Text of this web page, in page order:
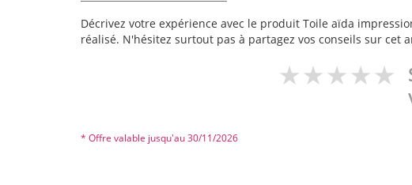
Décrivez votre expérience avec le produit Toile aïda
réalisé. N'hésitez surtout pas à partagez vos conseils sur cet
* Offre valable jusqu'au 30/11/2026